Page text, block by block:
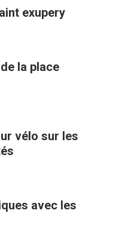
exupery
la place
vélo sur les
avec les